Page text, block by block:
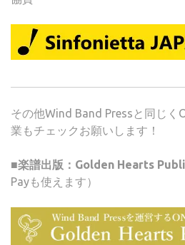
その他Wind Band Pressと同じく
業もチェックお願いします！
■楽譜出版：Golden Hearts
Payも使えます）